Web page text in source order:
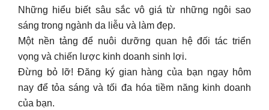
Những hiểu biết sâu sắc vô giá từ những ngôi sao
sáng trong ngành da liễu và làm đẹp.
Một nền tảng để nuôi dưỡng quan hệ đối tác triển
vọng và chiến lược kinh doanh sinh lợi.
Đừng bỏ lỡ! Đăng ký gian hàng của bạn ngay hôm
nay để tỏa sáng và tối đa hóa tiềm năng kinh doanh
của bạn.